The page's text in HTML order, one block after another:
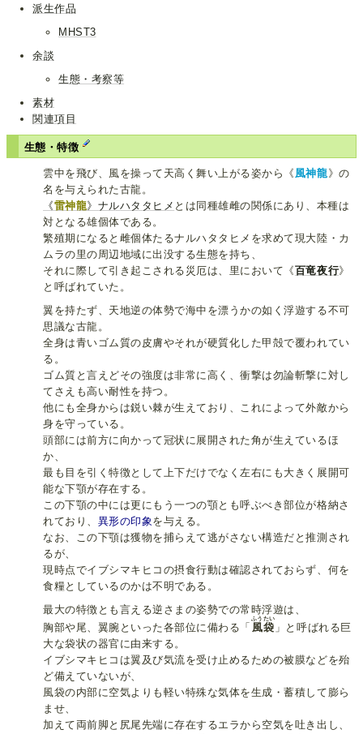
派生作品
MHST3
余談
生態・考察等
素材
関連項目
生態・特徴
雲中を飛び、風を操って天高く舞い上がる姿から《 風神龍》の
名を与えられた古龍。
《雷神龍》ナルハタタヒメ とは同種雄雌の関係にあり、本種は
対となる雄個体である。
繁殖期になると雌個体たるナルハタタヒメを求めて現大陸・カ
ムラの里の周辺地域に出没する生態を持ち、
それに際して引き起こされる災厄は、里において《百竜夜行》
と呼ばれていた。
翼を持たず、天地逆の体勢で海中を漂うかの如く浮遊する不可
思議な古龍。
全身は青いゴム質の皮膚やそれが硬質化した甲殻で覆われてい
る。
ゴム質と言えどその強度は非常に高く、衝撃は勿論斬撃に対し
てさえも高い耐性を持つ。
他にも全身からは鋭い棘が生えており、これによって外敵から
身を守っている。
頭部には前方に向かって冠状に展開された角が生えているほ
か、
最も目を引く特徴として上下だけでなく左右にも大きく展開可
能な下顎が存在する。
この下顎の中には更にもう一つの顎とも呼ぶべき部位が格納さ
れており、 異形の印象を与える。
なお、この下顎は獲物を捕らえて逃がさない構造だと推測され
るが、
現時点でイブシマキヒコの摂食行動は確認されておらず、何を
食糧としているのかは不明である。
最大の特徴とも言える逆さまの姿勢での常時浮遊は、
胸部や尾、翼腕といった各部位に備わる「 風袋
ふうたい
」と呼ばれる巨
大な袋状の器官に由来する。
イブシマキヒコは翼及び気流を受け止めるための被膜などを殆
ど備えていないが、
風袋の内部に空気よりも軽い特殊な気体を生成・蓄積して膨ら
ませ、
加えて両前脚と尻尾先端に存在するエラから空気を吐き出し、